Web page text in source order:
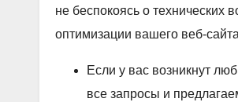
не беспокоясь о технических
оптимизации вашего веб-
Если у вас возникнут
все запросы и